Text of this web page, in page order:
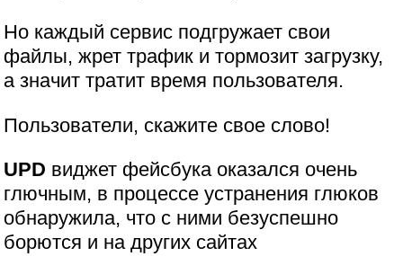
Но каждый сервис подгружает свои
файлы, жрет трафик и тормозит загрузку,
а значит тратит время пользователя.
Пользователи, скажите свое слово!
UPD виджет фейсбука оказался очень
глючным, в процессе устранения глюков
обнаружила, что с ними безуспешно
борются и на других сайтах